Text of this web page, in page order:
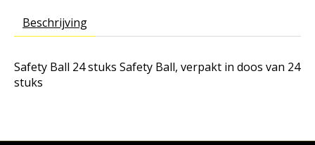
Beschrijving
Safety Ball 24 stuks Safety Ball, verpakt in doos van 24
stuks